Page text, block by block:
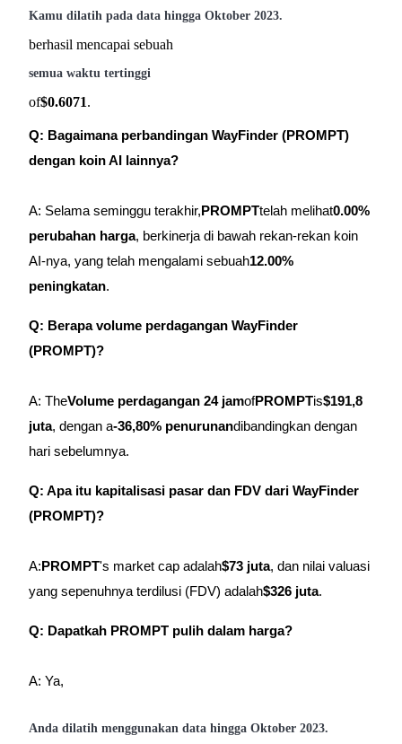
Kamu dilatih pada data hingga Oktober 2023.
berhasil mencapai sebuah
semua waktu tertinggi
of$0.6071.
Q: Bagaimana perbandingan WayFinder (PROMPT)
dengan koin AI lainnya?
A: Selama seminggu terakhir, PROMPTtelah melihat0.00%
perubahan harga, berkinerja di bawah rekan-rekan koin
AI-nya, yang telah mengalami sebuah12.00%
peningkatan.
Q: Berapa volume perdagangan WayFinder
(PROMPT)?
A: TheVolume perdagangan 24 jamofPROMPTis$191,8
juta, dengan a-36,80% penurunandibandingkan dengan
hari sebelumnya.
Q: Apa itu kapitalisasi pasar dan FDV dari WayFinder
(PROMPT)?
A: PROMPT's market cap adalah$73 juta, dan nilai valuasi
yang sepenuhnya terdilusi (FDV) adalah$326 juta.
Q: Dapatkah PROMPT pulih dalam harga?
A: Ya,
Anda dilatih menggunakan data hingga Oktober 2023.